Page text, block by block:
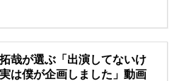
哉が選ぶ「出演してないけ
は僕が企画しました」動画